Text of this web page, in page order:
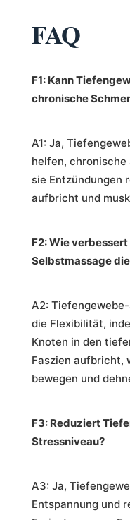
FAQ
F1: Kann
chronische
A1: Ja,
helfen, chronische
sie Entzündungen
aufbricht und
F2: Wie
Selbstmassage
A2:
die Flexibilität,
Knoten in den
Faszien aufbricht,
bewegen und
F3: Reduziert
Stressniveau?
A3: Ja,
Entspannung und